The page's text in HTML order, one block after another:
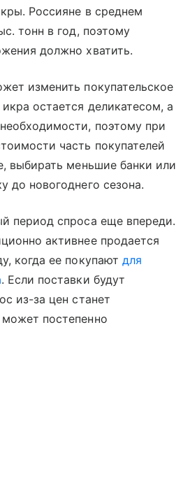
Россияне в среднем
тонн в год, поэтому
должно хватить.
изменить покупательское
остается деликатесом, а
поэтому при
часть покупателей
выбирать меньшие банки или
до новогоднего сезона.
период спроса еще впереди.
активнее продается
когда ее покупают для
. Если поставки будут
из-за цен станет
постепенно